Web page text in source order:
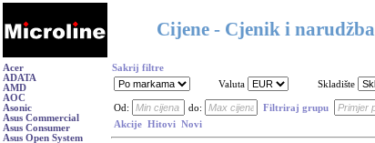
Cijene - Cjenik i narudžba
Acer
ADATA
AMD
AOC
Asonic
Asus Commercial
Asus Consumer
Asus Open System
Sakrij filtre
Valuta
Skladište
Od: do:
Filtriraj grupu
Akcije Hitovi Novi